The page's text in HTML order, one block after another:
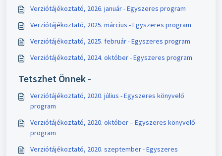
Verziótájékoztató, 2026. január - Egyszeres program
Verziótájékoztató, 2025. március - Egyszeres program
Verziótájékoztató, 2025. február - Egyszeres program
Verziótájékoztató, 2024. október - Egyszeres program
Tetszhet Önnek -
Verziótájékoztató, 2020. július - Egyszeres könyvelő
program
Verziótájékoztató, 2020. október – Egyszeres könyvelő
program
Verziótájékoztató, 2020. szeptember - Egyszeres